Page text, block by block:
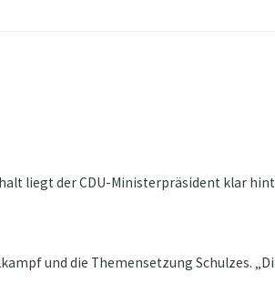
liegt der CDU-Ministerpräsident klar
und die Themensetzung Schulzes.